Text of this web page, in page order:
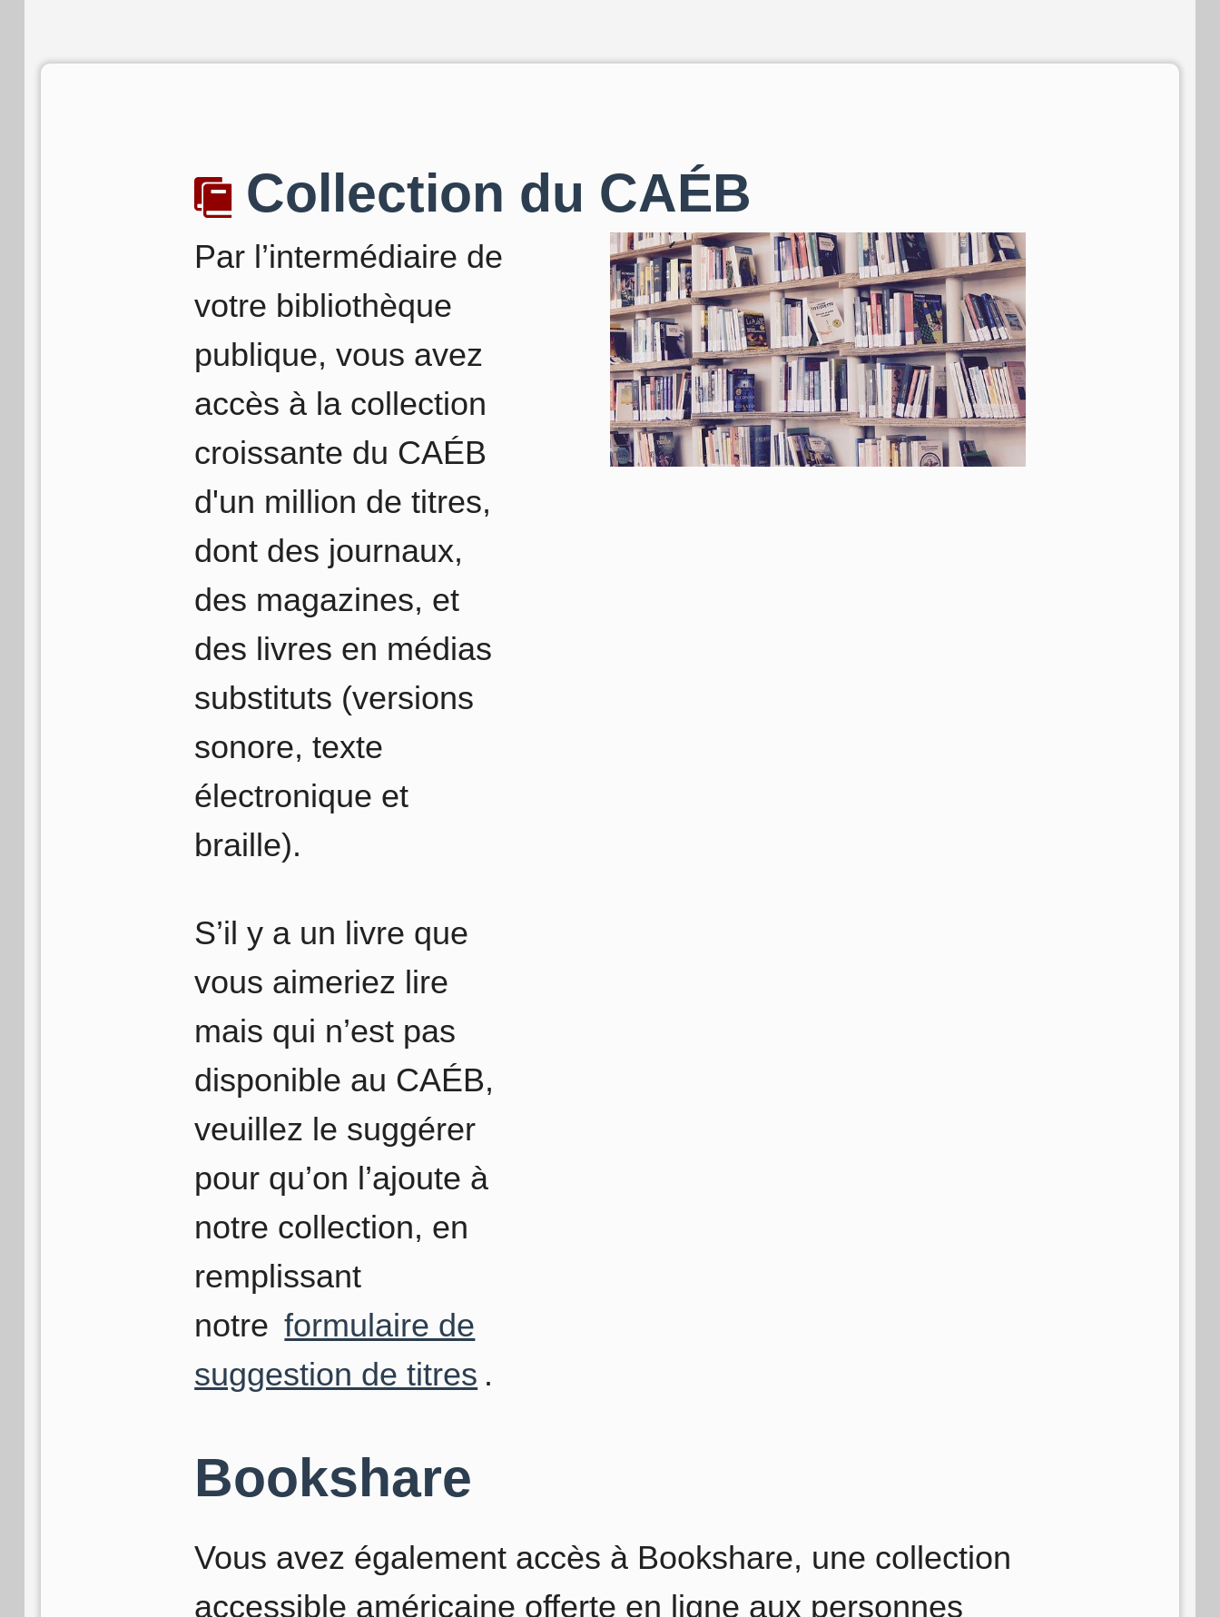
Collection du CAÉB
Par l’intermédiaire de
votre bibliothèque
publique, vous avez
accès à la collection
croissante du CAÉB
d'un million de titres,
dont des journaux,
des magazines, et
des livres en médias
substituts (versions
sonore, texte
électronique et
braille).
S’il y a un livre que
vous aimeriez lire
mais qui n’est pas
disponible au CAÉB,
veuillez le suggérer
pour qu’on l’ajoute à
notre collection, en
remplissant
notre formulaire de
suggestion de titres .
Bookshare
Vous avez également accès à Bookshare, une collection
accessible américaine offerte en ligne aux personnes